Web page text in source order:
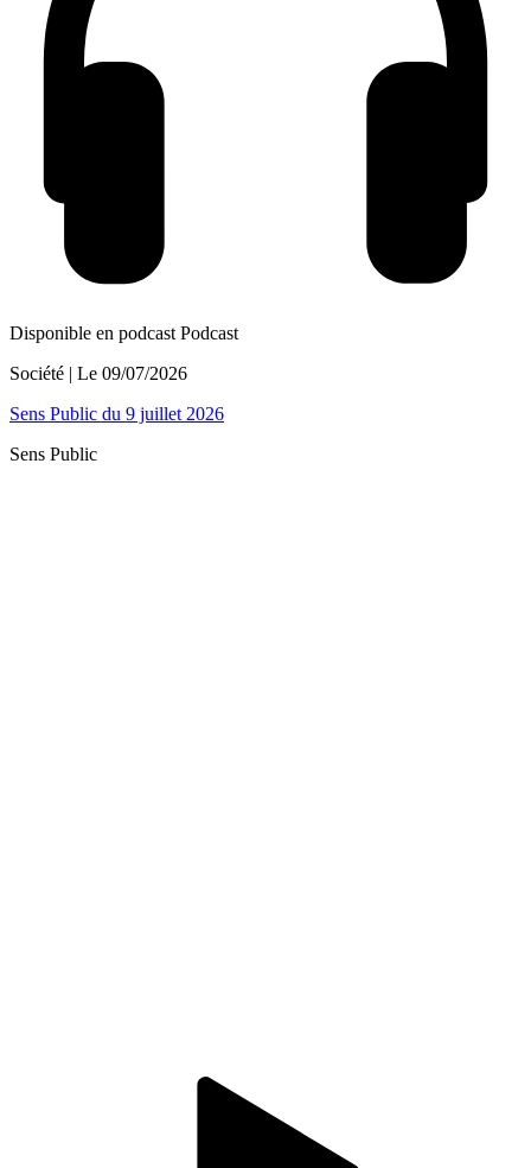
Disponible en podcast Podcast
Société | Le 09/07/2026
Sens Public du 9 juillet 2026
Sens Public